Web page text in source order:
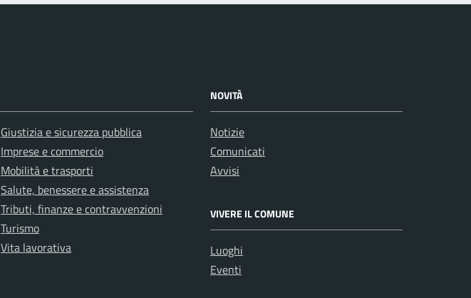
Giustizia e sicurezza pubblica
Imprese e commercio
Mobilità e trasporti
Salute, benessere e assistenza
Tributi, finanze e contravvenzioni
Turismo
Vita lavorativa
NOVITÀ
Notizie
Comunicati
Avvisi
VIVERE IL COMUNE
Luoghi
Eventi